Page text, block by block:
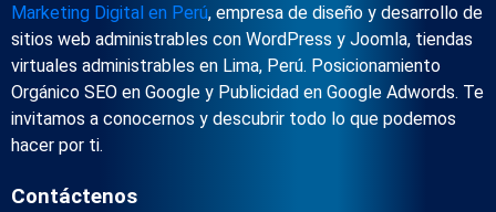
Marketing Digital en Perú, empresa de diseño y desarrollo de
sitios web administrables con WordPress y Joomla, tiendas
virtuales administrables en Lima, Perú. Posicionamiento
Orgánico SEO en Google y Publicidad en Google Adwords. Te
invitamos a conocernos y descubrir todo lo que podemos
hacer por ti.
Contáctenos